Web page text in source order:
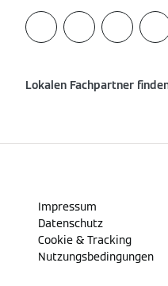
Lokalen Fachpartner
Impressum
Datenschutz
Cookie & Tracking
Nutzungsbedingungen